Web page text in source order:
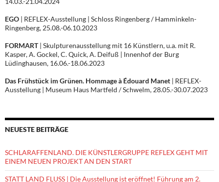
EGO | REFLEX-Ausstellung | Schloss Ringenberg / Hamminkeln-
Ringenberg, 25.08.-06.10.2023
FORMART| Skulpturenausstellung mit 16 Künstlern, u.a. mit R.
Kasper, A. Gockel, C. Quick, A. Deifuß | Innenhof der Burg
Lüdinghausen, 16.06.-18.06.2023
Das Frühstück im Grünen. Hommage à Édouard Manet | REFLEX-
Ausstellung | Museum Haus Martfeld / Schwelm, 28.05.-30.07.2023
NEUESTE BEITRÄGE
SCHLARAFFENLAND. DIE KÜNSTLERGRUPPE REFLEX GEHT MIT
EINEM NEUEN PROJEKT AN DEN START
STATT LAND FLUSS | Die Ausstellung ist eröffnet! Führung am 2.